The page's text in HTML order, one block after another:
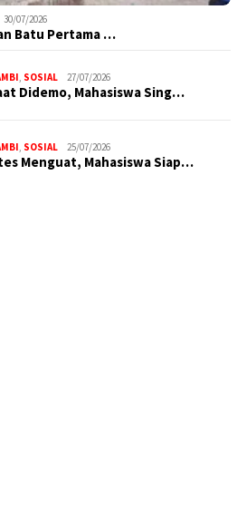
30/07/2026
Batu Pertama …
, SOSIAL 27/07/2026
Didemo, Mahasiswa Sing…
, SOSIAL 25/07/2026
Menguat, Mahasiswa Siap…